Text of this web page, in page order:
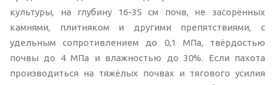
культуры, на глубину 16-35 см почв, не засорённых
камнями, плитняком и другими препятствиями, с
удельным сопротивлением до 0,1 МПа, твёрдостью
почвы до 4 МПа и влажностью до 30%. Если пахота
производиться на тяжёлых почвах и тягового усилия